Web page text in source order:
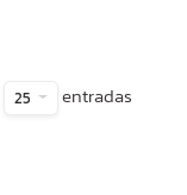
25 entradas